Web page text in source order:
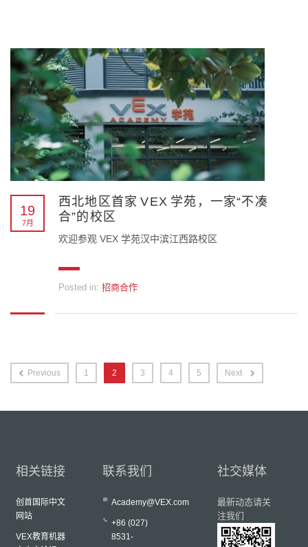
19
7月
西北地区首家 VEX 学苑，一家“不凑
合”的校区
欢迎参观 VEX 学苑汉中滨江西路校区
Posted in: 招商合作
Previous 1 2 3 4 5 Next
相关链接
创首国际中文
网站
VEX教育机器
联系我们
Academy@VEX.com
+86 (027)
8531-
社交媒体
最新动态请关
注我们